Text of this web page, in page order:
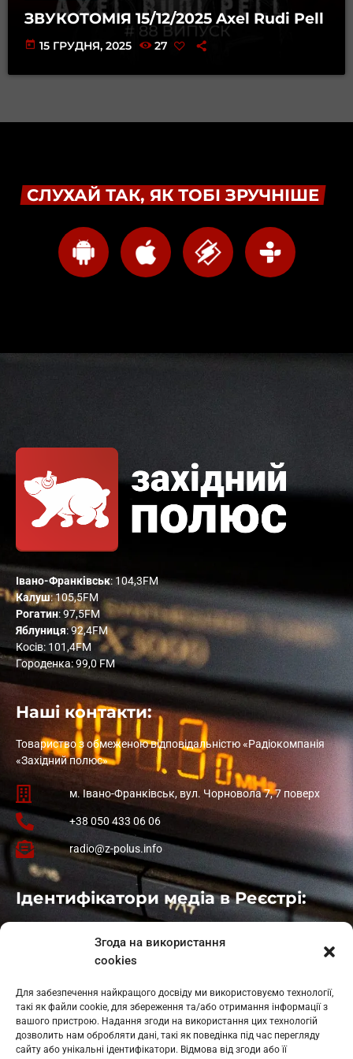
Згода на використання
cookies
Для забезпечення найкращого досвіду ми використовуємо технології,
такі як файли cookie, для збереження та/або отримання інформації з
вашого пристрою. Надання згоди на використання цих технологій
дозволить нам обробляти дані, такі як поведінка під час перегляду
сайту або унікальні ідентифікатори. Відмова від згоди або її
ЗВУКОТОМІЯ 15/12/2025 Axel Rudi Pell
today 15 ГРУДНЯ, 2025 27
СЛУХАЙ ТАК, ЯК ТОБІ ЗРУЧНІШЕ
Івано-Франківськ: 104,3FM
Калуш: 105,5FM
Рогатин: 97,5FM
Яблуниця: 92,4FM
Косів: 101,4FM
Городенка: 99,0 FM
Наші контакти:
Товариство з обмеженою відповідальністю «Радіокомпанія
«Західний полюс»
м. Івано-Франківськ, вул. Чорновола 7, 7 поверх
+38 050 433 06 06
radio@z-polus.info
Ідентифікатори медіа в Реєстрі:
: L11-01410
: L11-01801
Косів: L11-01805
Гарасимів: L11-02274